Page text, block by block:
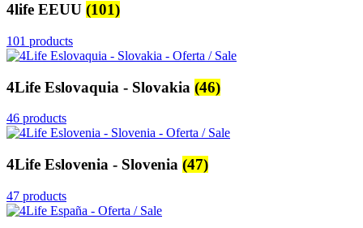
4life EEUU (101)
101 products
4Life Eslovaquia - Slovakia (46)
46 products
4Life Eslovenia - Slovenia (47)
47 products